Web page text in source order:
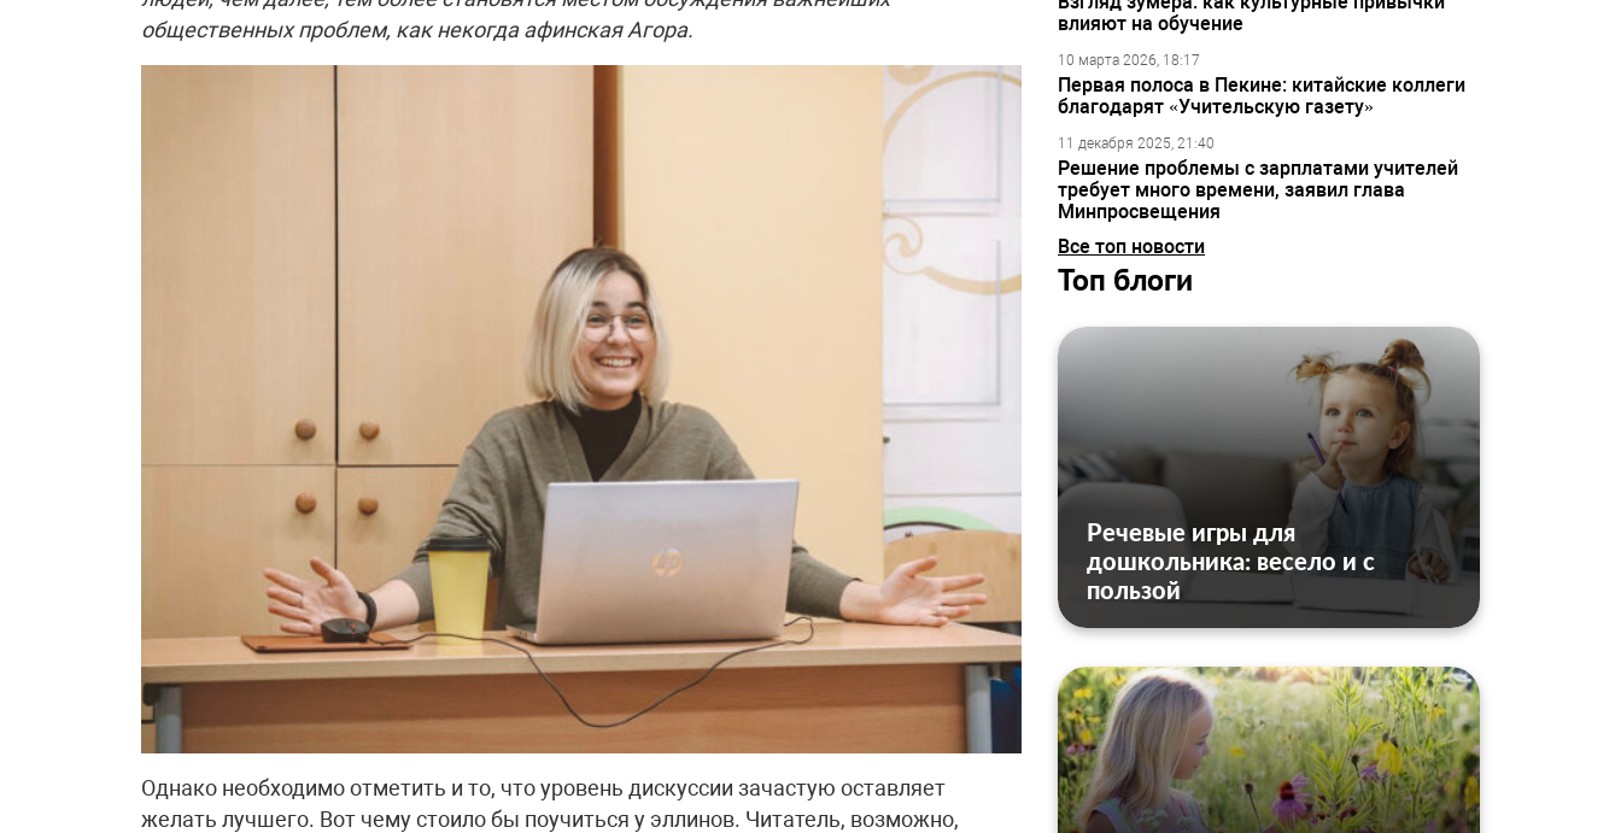
общественных проблем, как некогда афинская Агора.
Однако необходимо отметить и то, что уровень дискуссии зачастую оставляет
желать лучшего. Вот чему стоило бы поучиться у эллинов. Читатель, возможно,
влияют на обучение
10 марта 2026, 18:17
Первая полоса в Пекине: китайские коллеги
благодарят «Учительскую газету»
11 декабря 2025, 21:40
Решение проблемы с зарплатами учителей
требует много времени, заявил глава
Минпросвещения
Все топ новости
Топ блоги
Речевые игры для
дошкольника: весело и с
пользой